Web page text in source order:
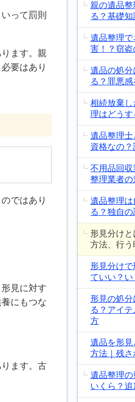
って罰則
ます。親
要はあり
ではあり
見に対す
にもつな
ます。古
親の遺品
る？基礎
遺品整理
害！？窃
遺品の処
る？罪悪
相続放棄
理はどう
遺品整理
資格なの
不用品回
整理業者
遺品整理は
る？独自
形見分け
方法、行う
形見分け
ていい？い
形見の処
る？アイ
方
遺品を形
方法｜残さ
遺品整理
いくら？